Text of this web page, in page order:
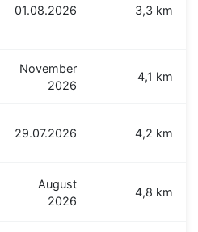
01.08.2026 3,3 km
November
2026
4,1 km
29.07.2026 4,2 km
August
2026
4,8 km